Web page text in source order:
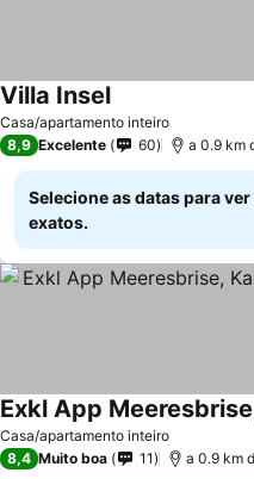
Casa/apartamento inteiro
Villa Insel
8,9 Excelente 60 a 0.9 km
Selecione as datas para
exatos.
Casa/apartamento inteiro
8,4 Muito boa 11 a 0.9 km